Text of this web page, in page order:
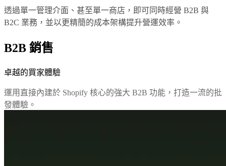
透過單一管理介面、甚至單一商店，即可同時經營 B2B 與
B2C 業務，並以更精簡的成本架構提升營運效率。
B2B 銷售
卓越的買家體驗
運用直接內建於 Shopify 核心的強大 B2B 功能，打造一流的批
發體驗。